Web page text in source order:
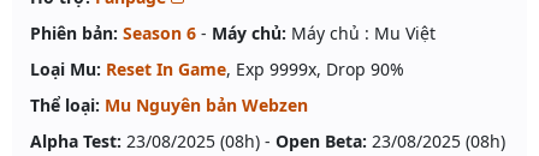
Phiên bản: Season 6 - Máy chủ: Máy chủ : Mu Việt
Loại Mu: Reset In Game, Exp 9999x, Drop 90%
Thể loại: Mu Nguyên bản Webzen
Alpha Test: 23/08/2025 (08h) - Open Beta: 23/08/2025 (08h)